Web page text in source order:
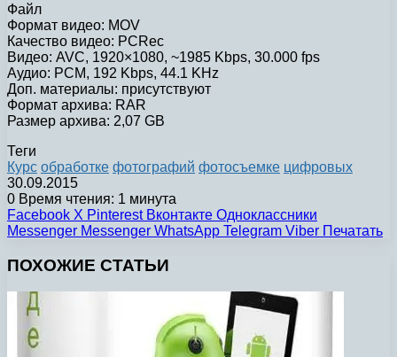
Файл
Формат видео: MOV
Качество видео: PCRec
Видео: AVC, 1920×1080, ~1985 Kbps, 30.000 fps
Аудио: PCM, 192 Kbps, 44.1 KHz
Доп. материалы: присутствуют
Формат архива: RAR
Размер архива: 2,07 GB
Теги
Курс обработке фотографий фотосъемке цифровых
30.09.2015
0 Время чтения: 1 минута
Facebook X Pinterest Вконтакте Одноклассники
Messenger Messenger WhatsApp Telegram Viber Печатать
ПОХОЖИЕ СТАТЬИ